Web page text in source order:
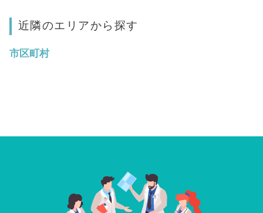
近隣のエリアから探す
市区町村